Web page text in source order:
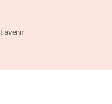
avenir